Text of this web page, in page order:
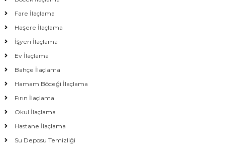
Fare İlaçlama
Haşere İlaçlama
İşyeri İlaçlama
Ev İlaçlama
Bahçe İlaçlama
Hamam Böceği İlaçlama
Fırın İlaçlama
Okul İlaçlama
Hastane İlaçlama
Su Deposu Temizliği